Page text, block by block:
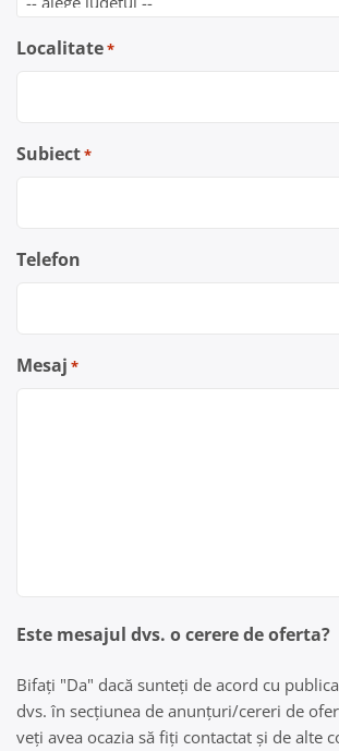
Localitate*
Subiect*
Telefon
Mesaj *
Este mesajul dvs. o cerere de oferta?
Bifați "Da" dacă sunteți de acord cu
dvs. în secțiunea de anunțuri/cereri de
veți avea ocazia să fiți contactat și de alte